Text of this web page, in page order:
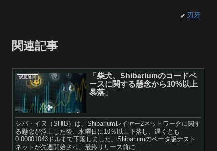
刃牙
関連記事
仮想通貨
「柴犬、Shibariumのコードベ
ースに関する懸念から10%以上
暴落」
シバ・イヌ（SHIB）は、Shibariumレイヤー2ネットワークに関す
る懸念が浮上した後、水曜日に10％以上下落し、遅くとも
0.00001043ドルまで下落しました。Shibariumのベータ版テスト
ネットが先週開始され、最終リリース前に...